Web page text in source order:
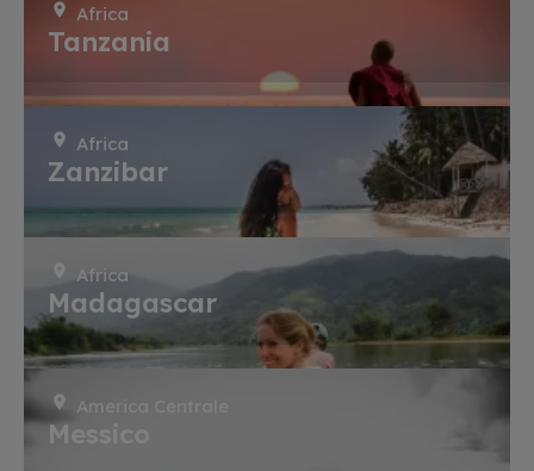
Africa
Tanzania
Africa
Zanzibar
Africa
Madagascar
America Centrale
Messico